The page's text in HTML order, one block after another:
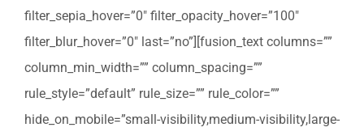
filter_sepia_hover=”0″ filter_opacity_hover=”100″
filter_blur_hover=”0″ last=”no”][fusion_text columns=””
column_min_width=”” column_spacing=””
rule_style=”default” rule_size=”” rule_color=””
hide_on_mobile=”small-visibility,medium-visibility,large-